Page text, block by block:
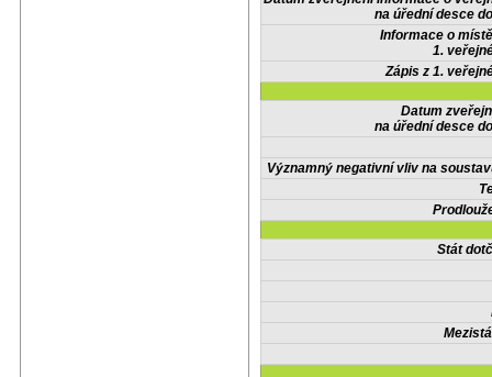
na úřední desce
Informace o
1.
Zápis z 1.
Datum
na úřední desce
Významný negativní vliv na
Stát